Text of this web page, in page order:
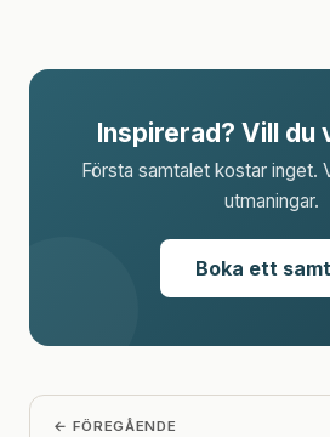
Inspirerad? Vill du
Första samtalet kostar inget.
utmaningar.
Boka ett
← FÖREGÅENDE